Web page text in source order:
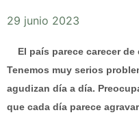
29 junio 2023
El país parece carecer de
Tenemos muy serios
agudizan día a día.
que cada día parece